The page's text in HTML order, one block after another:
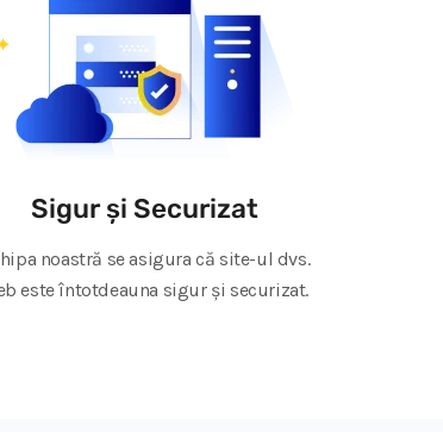
Sigur și Securizat
noastră se asigura că site-ul dvs.
este întotdeauna sigur și securizat.